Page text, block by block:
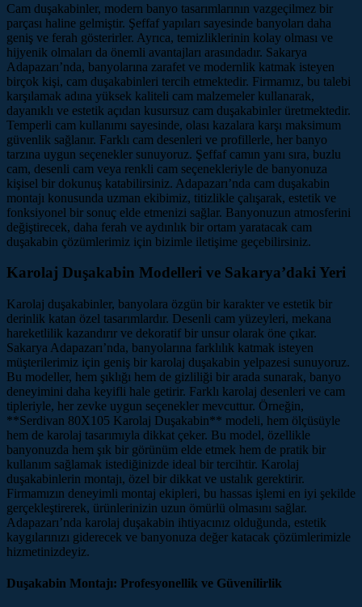
Cam duşakabinler, modern banyo tasarımlarının vazgeçilmez bir
parçası haline gelmiştir. Şeffaf yapıları sayesinde banyoları daha
geniş ve ferah gösterirler. Ayrıca, temizliklerinin kolay olması ve
hijyenik olmaları da önemli avantajları arasındadır. Sakarya
Adapazarı’nda, banyolarına zarafet ve modernlik katmak isteyen
birçok kişi, cam duşakabinleri tercih etmektedir. Firmamız, bu talebi
karşılamak adına yüksek kaliteli cam malzemeler kullanarak,
dayanıklı ve estetik açıdan kusursuz cam duşakabinler üretmektedir.
Temperli cam kullanımı sayesinde, olası kazalara karşı maksimum
güvenlik sağlanır. Farklı cam desenleri ve profillerle, her banyo
tarzına uygun seçenekler sunuyoruz. Şeffaf camın yanı sıra, buzlu
cam, desenli cam veya renkli cam seçenekleriyle de banyonuza
kişisel bir dokunuş katabilirsiniz. Adapazarı’nda cam duşakabin
montajı konusunda uzman ekibimiz, titizlikle çalışarak, estetik ve
fonksiyonel bir sonuç elde etmenizi sağlar. Banyonuzun atmosferini
değiştirecek, daha ferah ve aydınlık bir ortam yaratacak cam
duşakabin çözümlerimiz için bizimle iletişime geçebilirsiniz.
Karolaj Duşakabin Modelleri ve Sakarya’daki Yeri
Karolaj duşakabinler, banyolara özgün bir karakter ve estetik bir
derinlik katan özel tasarımlardır. Desenli cam yüzeyleri, mekana
hareketlilik kazandırır ve dekoratif bir unsur olarak öne çıkar.
Sakarya Adapazarı’nda, banyolarına farklılık katmak isteyen
müşterilerimiz için geniş bir karolaj duşakabin yelpazesi sunuyoruz.
Bu modeller, hem şıklığı hem de gizliliği bir arada sunarak, banyo
deneyimini daha keyifli hale getirir. Farklı karolaj desenleri ve cam
tipleriyle, her zevke uygun seçenekler mevcuttur. Örneğin,
**Serdivan 80X105 Karolaj Duşakabin** modeli, hem ölçüsüyle
hem de karolaj tasarımıyla dikkat çeker. Bu model, özellikle
banyonuzda hem şık bir görünüm elde etmek hem de pratik bir
kullanım sağlamak istediğinizde ideal bir tercihtir. Karolaj
duşakabinlerin montajı, özel bir dikkat ve ustalık gerektirir.
Firmamızın deneyimli montaj ekipleri, bu hassas işlemi en iyi şekilde
gerçekleştirerek, ürünlerinizin uzun ömürlü olmasını sağlar.
Adapazarı’nda karolaj duşakabin ihtiyacınız olduğunda, estetik
kaygılarınızı giderecek ve banyonuza değer katacak çözümlerimizle
hizmetinizdeyiz.
Duşakabin Montajı: Profesyonellik ve Güvenilirlik